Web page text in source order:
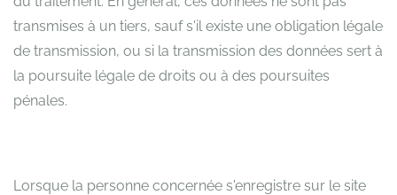
transmises à un tiers, sauf s'il existe une obligation légale
de transmission, ou si la transmission des données sert à
la poursuite légale de droits ou à des poursuites
pénales.
Lorsque la personne concernée s'enregistre sur le site